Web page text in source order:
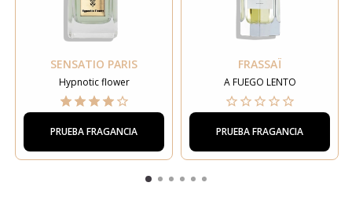
SENSATIO PARIS
Hypnotic flower
PRUEBA FRAGANCIA
FRASSAÏ
A FUEGO LENTO
PRUEBA FRAGANCIA